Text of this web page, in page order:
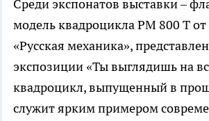
Среди экспонатов выставки –
модель квадроцикла РМ 800 Т
«Русская механика»,
экспозиции «Ты выглядишь на
квадроцикл, выпущенный в
служит ярким примером